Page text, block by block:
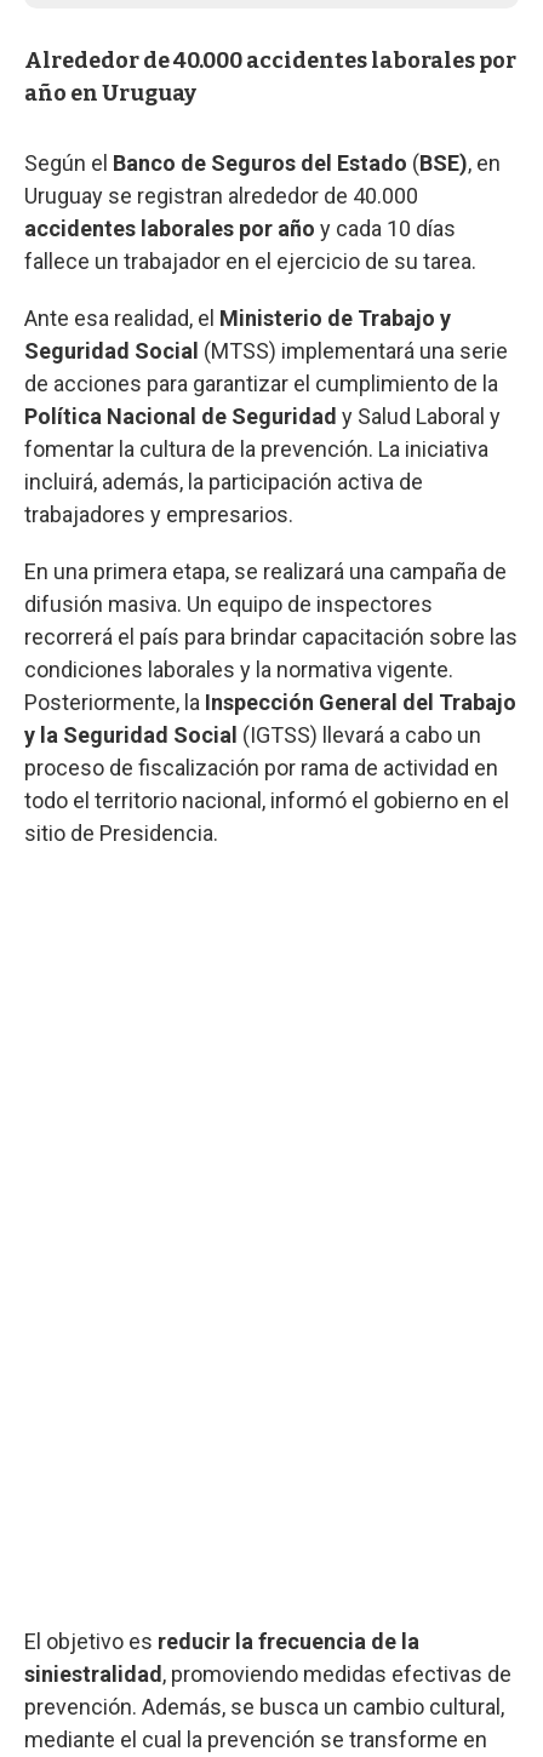
Alrededor de 40.000 accidentes laborales por
año en Uruguay
Según el Banco de Seguros del Estado (BSE), en
Uruguay se registran alrededor de 40.000
accidentes laborales por año y cada 10 días
fallece un trabajador en el ejercicio de su tarea.
Ante esa realidad, el Ministerio de Trabajo y
Seguridad Social (MTSS) implementará una serie
de acciones para garantizar el cumplimiento de la
Política Nacional de Seguridad y Salud Laboral y
fomentar la cultura de la prevención. La iniciativa
incluirá, además, la participación activa de
trabajadores y empresarios.
En una primera etapa, se realizará una campaña de
difusión masiva. Un equipo de inspectores
recorrerá el país para brindar capacitación sobre las
condiciones laborales y la normativa vigente.
Posteriormente, la Inspección General del Trabajo
y la Seguridad Social (IGTSS) llevará a cabo un
proceso de fiscalización por rama de actividad en
todo el territorio nacional, informó el gobierno en el
sitio de Presidencia.
El objetivo es reducir la frecuencia de la
siniestralidad , promoviendo medidas efectivas de
prevención. Además, se busca un cambio cultural,
mediante el cual la prevención se transforme en